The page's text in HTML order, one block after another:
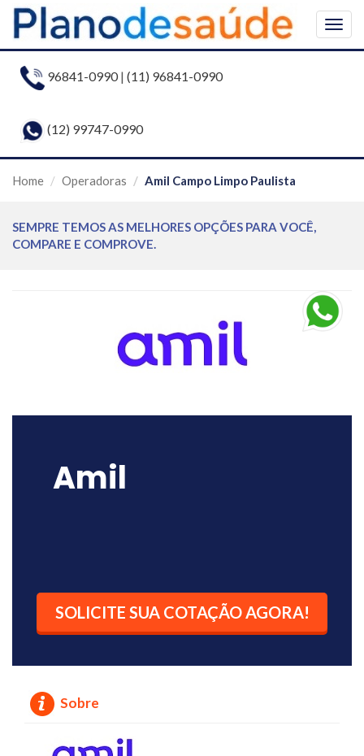
96841-0990| (11) 96841-0990
(12) 99747-0990
Home Operadoras Amil Campo Limpo Paulista
SEMPRE TEMOS AS MELHORES OPÇÕES PARA VOCÊ,
COMPARE E COMPROVE.
Amil
SOLICITE SUA COTAÇÃO AGORA!
Sobre